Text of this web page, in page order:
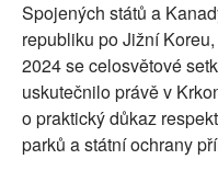
Spojených států a
republiku po Jižní
2024 se celosvětové
uskutečnilo právě v
o praktický důkaz
parků a státní ochrany